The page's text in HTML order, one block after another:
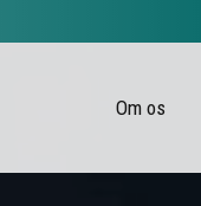
Om os